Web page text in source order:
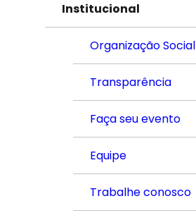
Institucional
Organização Social
Transparência
Faça seu evento
Equipe
Trabalhe conosco